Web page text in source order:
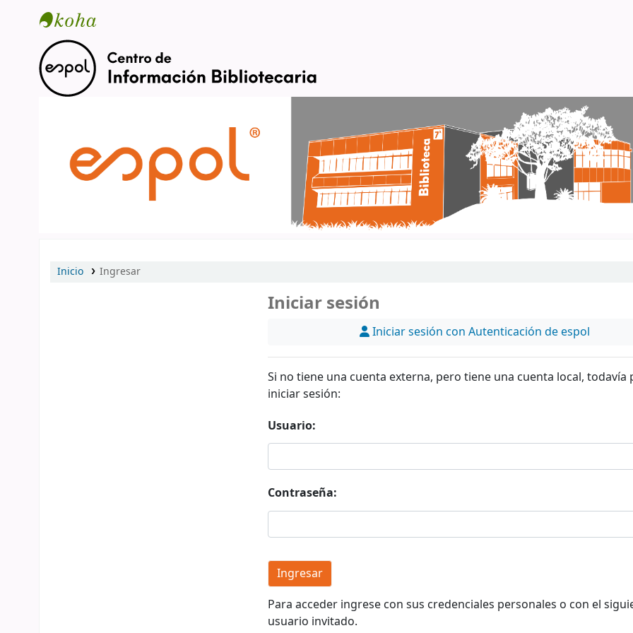
Catálogo en línea
Inicio Ingresar
Iniciar sesión
Iniciar sesión con Autenticación de espol
Si no tiene una cuenta externa, pero tiene una cuenta local, todavía
iniciar sesión:
Usuario:
Contraseña:
Para acceder ingrese con sus credenciales personales o con el
usuario invitado.